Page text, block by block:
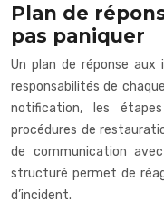
Plan de
pas paniquer
Un plan de réponse
responsabilités de
notification, les
procédures de
de communication
structuré permet de
d’incident.